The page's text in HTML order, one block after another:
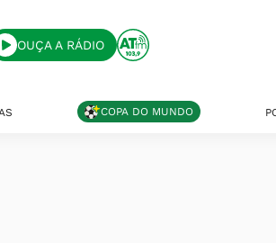
OUÇA A RÁDIO
COPA DO MUNDO